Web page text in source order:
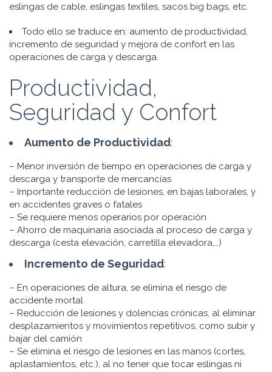
eslingas de cable, eslingas textiles, sacos big bags, etc.
Todo ello se traduce en: aumento de productividad,
incremento de seguridad y mejora de confort en las
operaciones de carga y descarga.
Productividad,
Seguridad y Confort
Aumento de Productividad:
– Menor inversión de tiempo en operaciones de carga y
descarga y transporte de mercancías
– Importante reducción de lesiones, en bajas laborales, y
en accidentes graves o fatales
– Se requiere menos operarios por operación
– Ahorro de maquinaria asociada al proceso de carga y
descarga (cesta elevación, carretilla elevadora,…)
Incremento de Seguridad:
– En operaciones de altura, se elimina el riesgo de
accidente mortal
– Reducción de lesiones y dolencias crónicas, al eliminar
desplazamientos y movimientos repetitivos, como subir y
bajar del camión
– Se elimina el riesgo de lesiones en las manos (cortes,
aplastamientos, etc.), al no tener que tocar eslingas ni